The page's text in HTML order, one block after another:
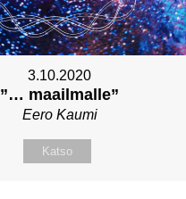
3.10.2020
”… maailmalle”
Eero Kaumi
Katso